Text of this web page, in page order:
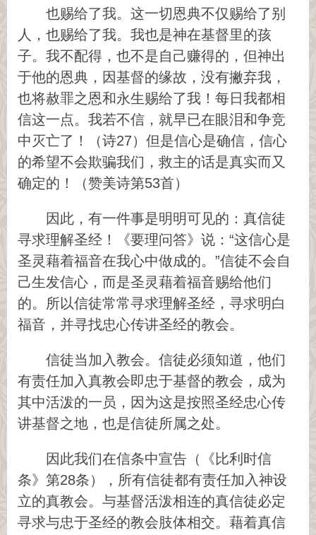
也赐给了我。这一切恩典不仅赐给了别
人，也赐给了我。我也是神在基督里的孩
子。我不配得，也不是自己赚得的，但神出
于他的恩典，因基督的缘故，没有撇弃我，
也将赦罪之恩和永生赐给了我！每日我都相
信这一点。我若不信，就早已在眼泪和争竞
中灭亡了！（诗27）但是信心是确信，信心
的希望不会欺骗我们，救主的话是真实而又
确定的！（赞美诗第53首）
因此，有一件事是明明可见的：真信徒
寻求理解圣经！《要理问答》说：“这信心是
圣灵藉着福音在我心中做成的。”信徒不会自
己生发信心，而是圣灵藉着福音赐给他们
的。所以信徒常常寻求理解圣经，寻求明白
福音，并寻找忠心传讲圣经的教会。
信徒当加入教会。信徒必须知道，他们
有责任加入真教会即忠于基督的教会，成为
其中活泼的一员，因为这是按照圣经忠心传
讲基督之地，也是信徒所属之处。
因此我们在信条中宣告（《比利时信
条》第28条），所有信徒都有责任加入神设
立的真教会。与基督活泼相连的真信徒必定
寻求与忠于圣经的教会肢体相交。藉着真信